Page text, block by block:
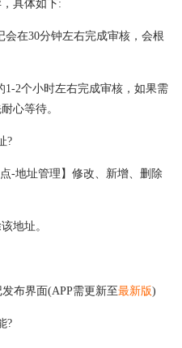
具体如下:
在30分钟左右完成审核，会根
2个小时左右完成审核，如果需
心等待。
?
-地址管理】修改、新增、删除
地址。
布界面(APP需更新至最新版)
?